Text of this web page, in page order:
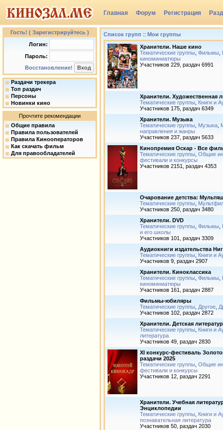
Главная Форум Регистрация
Группы
Гость! ( Зарегистрируйтесь )
Логин:
Пароль:
Восстановление!
Раздачи трекера
Топ раздач
Персоны
Новинки кино
Прочтите рекомендации
Общие правила
Правила пользователей
Правила Кинооператоров
Как скачать фильм
Для правообладателей
Список групп :: Мои группы
Хранители. Наше кино
Тематические группы Фильмы
киноминиатюры
Участников 229, раздач 6991
Хранители. Художественная
Тематические группы
Книги и
Участников 175, раздач 6349
Хранители. Музыка
Тематические группы
Музыка
направления и жанры
Участников 237, раздач 5633
Кинопремия Оскар - Все
Тематические группы Общие
фестивали и конкурсы
Участников 2151, раздач 4353
Очарование детства:
Тематические группы
Участников 250, раздач 3480
Хранители. DVD
Тематические группы Фильмы
и его школы
Участников 101, раздач 3309
Аудиокниги издательства
Тематические группы
Книги и
Участников 9, раздач 2907
Хранители. Киноклассика
Тематические группы Фильмы
киноминиатюры
Участников 161, раздач 2887
Фильмы-юбиляры
Тематические группы
Другое
Участников 102, раздач 2872
Хранители. Детская
Тематические группы
Книги и
литература
Участников 49, раздач 2830
XI конкурс-фестиваль
раздачи 2025
Тематические группы Общие
фестивали и конкурсы
Участников 12, раздач 2291
Хранители. Учебная
Энциклопедии
Тематические группы
Книги и
познавательная литература
Участников 50, раздач 2030